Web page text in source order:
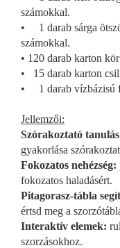
számokkal.
• 1 darab sárga
számokkal.
• 120 darab karton
• 15 darab karton
• 1 darab vízbázisú
Jellemzői:
Szórakoztató
gyakorlása
Fokozatos nehézség:
fokozatos haladásért.
Pitagorasz-tábla
értsd meg a
Interaktív elemek:
szorzásokhoz.